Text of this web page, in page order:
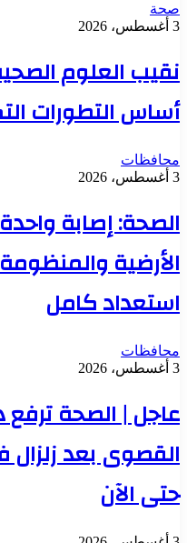
صحة
3 أغسطس، 2026
نقيب العلوم
أساس التطورات
محافظات
3 أغسطس، 2026
الصحة: إصابة
الأرضية
استعداد كامل
محافظات
3 أغسطس، 2026
عاجل | الصحة ترفع
القصوى بعد زلزال
حتى الآن